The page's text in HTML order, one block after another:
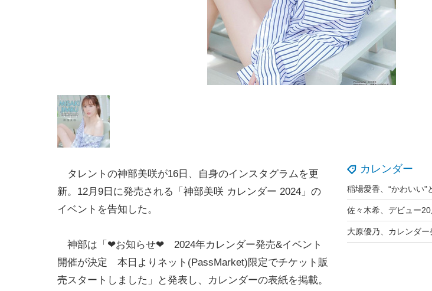
カレンダー
タレントの神部美咲が16日、自身のインスタグラムを更
新。12月9日に発売される「神部美咲 カレンダー 2024」の
イベントを告知した。
神部は「❤︎お知らせ❤︎ 2024年カレンダー発売&イベント
開催が決定 本日よりネット(PassMarket)限定でチケット販
売スタートしました」と発表し、カレンダーの表紙を掲載。